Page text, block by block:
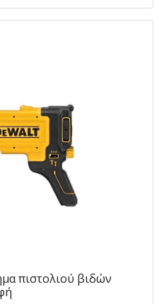
πιστολιού βιδών